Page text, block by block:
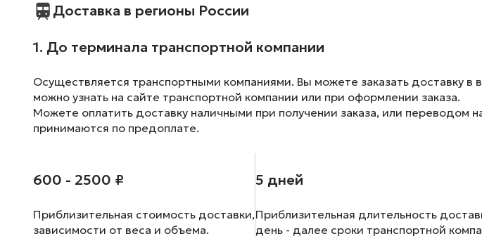
Доставка в регионы России
1. До терминала транспортной компании
Осуществляется транспортными компаниями. Вы можете заказать доставку
можно узнать на сайте транспортной компании или при оформлении заказа.
Можете оплатить доставку наличными при получении заказа, или переводом
принимаются по предоплате.
600 - 2500 ₽
Приблизительная стоимость доставки,
зависимости от веса и объема.
5 дней
Приблизительная длительность
день - далее сроки транспортной